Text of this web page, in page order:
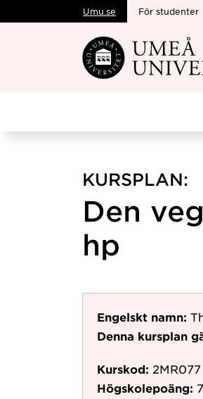
Hoppa direkt till
Umu.se För studenter
KURSPLAN:
Den
hp
Engelskt namn:
Denna kursplan
Kurskod: 2MR077
Högskolepoäng: